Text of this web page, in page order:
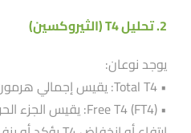
2. تحليل T4 (الثيروكسين)
يوجد نوعان:
• Total T4: يقيس إجمالي هرمون الثيروكسين في الدم.
• Free T4 (FT4): يقيس الجزء الحر النشط بيولوجيًا من T4.